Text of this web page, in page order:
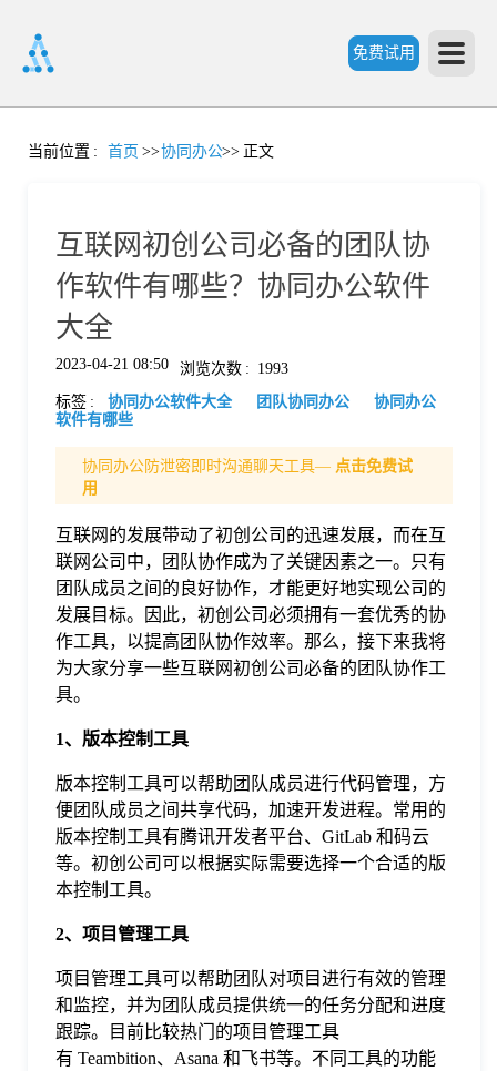
免费试用
首
价
格
常
见
问
题
当前位置 : 首页 >>协同办公>> 正文
互联网初创公司必备的团队协
作软件有哪些？协同办公软件
大全
2023-04-21 08:50 浏览次数 : 1993
标签 : 协同办公软件大全 团队协同办公
协同办公
软件有哪些
协同办公防泄密即时沟通聊天工具— 点击免费试
用
互联网的发展带动了初创公司的迅速发展，而在互
联网公司中，团队协作成为了关键因素之一。只有
团队成员之间的良好协作，才能更好地实现公司的
发展目标。因此，初创公司必须拥有一套优秀的协
作工具，以提高团队协作效率。那么，接下来我将
为大家分享一些互联网初创公司必备的团队协作工
具。
1、版本控制工具
版本控制工具可以帮助团队成员进行代码管理，方
便团队成员之间共享代码，加速开发进程。常用的
版本控制工具有腾讯开发者平台、GitLab 和码云
等。初创公司可以根据实际需要选择一个合适的版
本控制工具。
2、项目管理工具
项目管理工具可以帮助团队对项目进行有效的管理
和监控，并为团队成员提供统一的任务分配和进度
跟踪。目前比较热门的项目管理工具
有 Teambition、Asana 和飞书等。不同工具的功能